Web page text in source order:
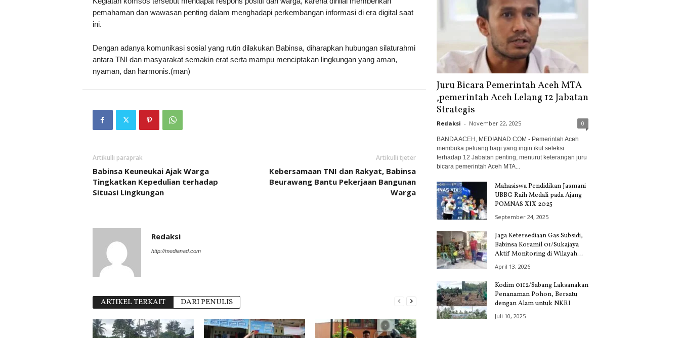
pemahaman dan wawasan penting dalam menghadapi perkembangan informasi di era digital saat
ini.
Dengan adanya komunikasi sosial yang rutin dilakukan Babinsa, diharapkan hubungan silaturahmi
antara TNI dan masyarakat semakin erat serta mampu menciptakan lingkungan yang aman,
nyaman, dan harmonis.(man)
Artikulli paraprak
Babinsa Keuneukai Ajak Warga
Tingkatkan Kepedulian terhadap
Situasi Lingkungan
Artikulli tjetër
Kebersamaan TNI dan Rakyat, Babinsa
Beurawang Bantu Pekerjaan Bangunan
Warga
Redaksi
http://medianad.com
ARTIKEL TERKAIT DARI PENULIS
Juru Bicara Pemerintah Aceh MTA
,pemerintah Aceh Lelang 12 Jabatan
Strategis
Redaksi - November 22, 2025 0
BANDA ACEH, MEDIANAD.COM - Pemerintah Aceh
membuka peluang bagi yang ingin ikut seleksi
terhadap 12 Jabatan penting, menurut keterangan juru
bicara pemerintah Aceh MTA...
Mahasiswa Pendidikan Jasmani
UBBG Raih Medali pada Ajang
POMNAS XIX 2025
September 24, 2025
Jaga Ketersediaan Gas Subsidi,
Babinsa Koramil 01/Sukajaya
Aktif Monitoring di Wilayah...
April 13, 2026
Kodim 0112/Sabang Laksanakan
Penanaman Pohon, Bersatu
dengan Alam untuk NKRI
Juli 10, 2025